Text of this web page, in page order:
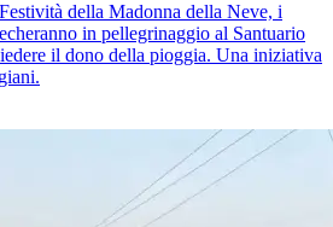
della Madonna della Neve, i
in pellegrinaggio al Santuario
il dono della pioggia. Una iniziativa